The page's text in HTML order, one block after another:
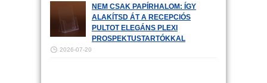
NEM CSAK PAPÍRHALOM: ÍGY
ALAKÍTSD ÁT A RECEPCIÓS
PULTOT ELEGÁNS PLEXI
PROSPEKTUSTARTÓKKAL
2026-07-20